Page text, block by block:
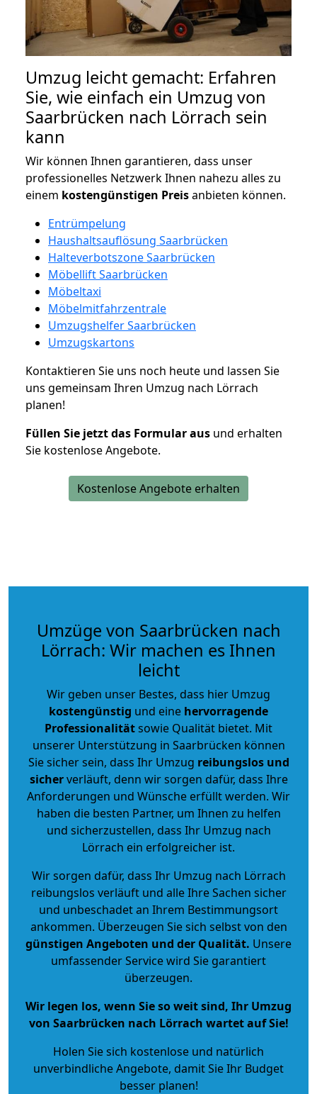
Umzug leicht gemacht: Erfahren
Sie, wie einfach ein Umzug von
Saarbrücken nach Lörrach sein
kann
Wir können Ihnen garantieren, dass unser
professionelles Netzwerk Ihnen nahezu alles zu
einem kostengünstigen Preisanbieten können.
Entrümpelung
Haushaltsauflösung Saarbrücken
Halteverbotszone Saarbrücken
Möbellift Saarbrücken
Möbeltaxi
Möbelmitfahrzentrale
Umzugshelfer Saarbrücken
Umzugskartons
Kontaktieren Sie uns noch heute und lassen Sie
uns gemeinsam Ihren Umzug nach Lörrach
planen!
Füllen Sie jetzt das Formular aus und erhalten
Sie kostenlose Angebote.
Kostenlose Angebote erhalten
Umzüge von Saarbrücken nach
Lörrach: Wir machen es Ihnen
leicht
Wir geben unser Bestes, dass hier Umzug
kostengünstig und eine hervorragende
Professionalitätsowie Qualität bietet. Mit
unserer Unterstützung in Saarbrücken können
Sie sicher sein, dass Ihr Umzug reibungslos und
sicherverläuft, denn wir sorgen dafür, dass Ihre
Anforderungen und Wünsche erfüllt werden. Wir
haben die besten Partner, um Ihnen zu helfen
und sicherzustellen, dass Ihr Umzug nach
Lörrach ein erfolgreicher ist.
Wir sorgen dafür, dass Ihr Umzug nach Lörrach
reibungslos verläuft und alle Ihre Sachen sicher
und unbeschadet an Ihrem Bestimmungsort
ankommen. Überzeugen Sie sich selbst von den
günstigen Angeboten und der Qualität. Unsere
umfassender Service wird Sie garantiert
überzeugen.
Wir legen los, wenn Sie so weit sind, Ihr Umzug
von Saarbrücken nach Lörrach wartet auf Sie!
Holen Sie sich kostenlose und natürlich
unverbindliche Angebote, damit Sie Ihr Budget
besser planen!